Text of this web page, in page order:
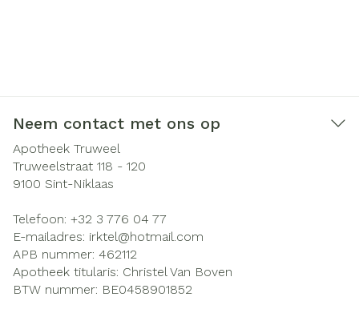
Neem contact met ons op
Apotheek Truweel
Truweelstraat 118 - 120
9100 Sint-Niklaas
Telefoon: +32 3 776 04 77
E-mailadres: irktel@hotmail.com
APB nummer: 462112
Apotheek titularis: Christel Van Boven
BTW nummer: BE0458901852